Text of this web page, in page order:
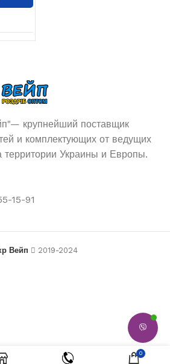
крупнейший поставщик
и комплектующих от ведущих
территории Украины и Европы.
15-91
Вейп 2019-2024
ICE)
Нет в0